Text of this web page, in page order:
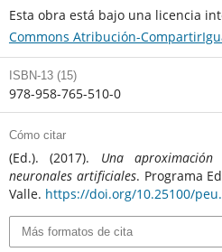
Esta obra está bajo una licencia
Commons Atribución-
ISBN-13 (15)
978-958-765-510-0
Cómo citar
(Ed.). (2017). Una
neuronales artificiales. Programa
Valle. https://doi.org/10.25100/
Más formatos de cita